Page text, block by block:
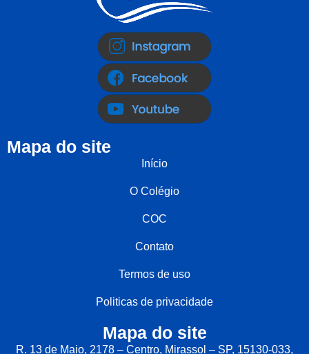
Mapa do site
Início
O Colégio
COC
Contato
Termos de uso
Politicas de privacidade
Mapa do site
R. 13 de Maio, 2178 – Centro, Mirassol – SP, 15130-033,